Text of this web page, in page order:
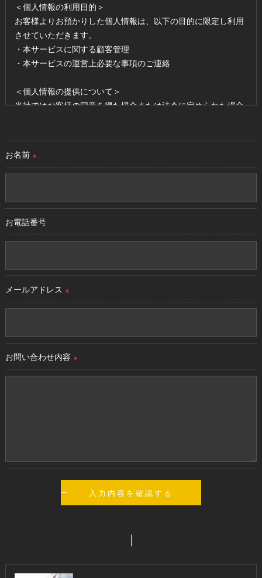
＜個人情報の利用目的＞
お客様よりお預かりした個人情報は、以下の目的に限定し利用
させていただきます。
・本サービスに関する顧客管理
・本サービスの運営上必要な事項のご連絡
＜個人情報の提供について＞
当社ではお客様の同意を得た場合または法令に定められた場合
＜個人情報の委託について＞
当社では、利用目的の達成に必要な範囲において、個人情報を
これらの委託先に対しては個人情報保護契約等の措置をとり、
適切な監督を行います。
理対策を実施します。
＜個人情報の開示･訂正・削除･利用停止の手続について＞
お名前 ※
お電話番号
メールアドレス ※
お問い合わせ内容 ※